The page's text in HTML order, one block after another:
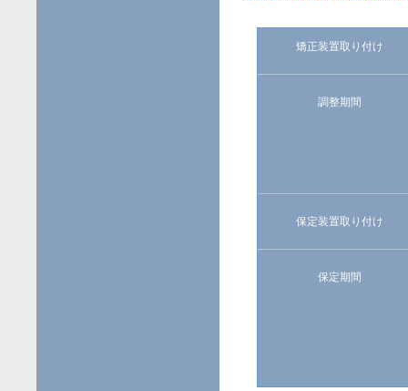
矯正装置取り付け
調整期間
保定装置取り付け
保定期間